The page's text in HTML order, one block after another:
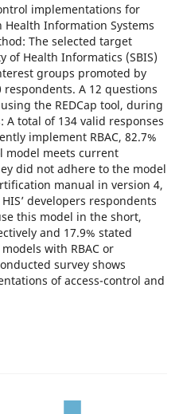
implementations for
Information Systems
The selected target
of Health Informatics (SBIS)
groups promoted by
A 12 questions
the REDCap tool, during
A total of 134 valid responses
implement RBAC, 82.7%
model meets current
did not adhere to the model
manual in version 4,
developers respondents
this model in the short,
and 17.9% stated
with RBAC or
survey shows
of access-control and